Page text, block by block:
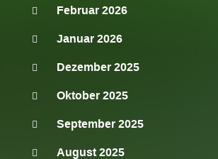
Februar 2026
Januar 2026
Dezember 2025
Oktober 2025
September 2025
August 2025